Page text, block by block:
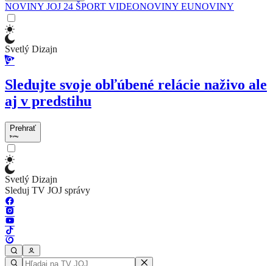
NOVINY JOJ 24 ŠPORT VIDEONOVINY EUNOVINY
Svetlý Dizajn
Sledujte svoje obľúbené relácie naživo ale
aj v predstihu
Prehrať
Svetlý Dizajn
Sleduj TV JOJ správy